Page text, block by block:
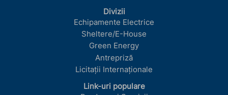
Divizii
Echipamente Electrice
Sheltere/E-House
Green Energy
Antrepriză
Licitații Internaționale
Link-uri populare